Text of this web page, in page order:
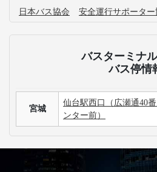
日本バス協会 安全運行サポーター
バスターミナル
バス停情
宮城
仙台駅西口（広瀬通40
ンター前）